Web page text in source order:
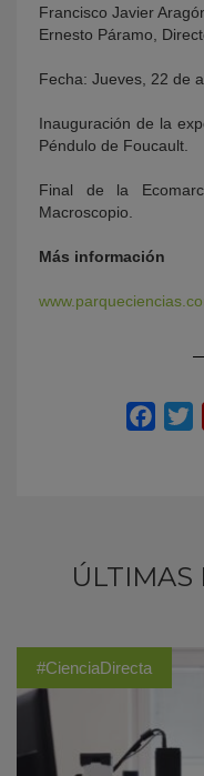
Francisco Javier
Ernesto Páramo,
Fecha: Jueves, 22 de
Inauguración de la
Péndulo de Foucault.
Final de la
Macroscopio.
Más información
ÚLTIMAS
#CienciaDirecta